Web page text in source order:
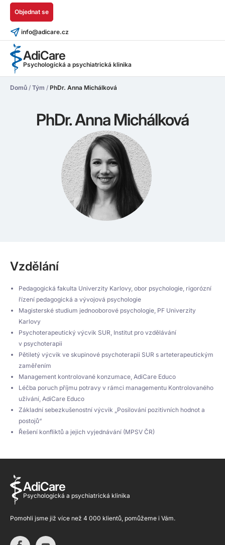
AdiCare
Psychologická a psychiatrická klinika
Objednat se
info@adicare.cz
Domů / Tým / PhDr. Anna Michálková
PhDr. Anna Michálková
Vzdělání
Pedagogická fakulta Univerzity Karlovy, obor psychologie, rigorózní
řízení pedagogická a vývojová psychologie
Magisterské studium jednooborové psychologie, PF Univerzity
Karlovy
Psychoterapeutický výcvik SUR, Institut pro vzdělávání
v psychoterapii
Pětiletý výcvik ve skupinové psychoterapii SUR s arteterapeutickým
zaměřením
Management kontrolované konzumace, AdiCare Educo
Léčba poruch příjmu potravy v rámci managementu Kontrolovaného
užívání, AdiCare Educo
Základní sebezkušenostní výcvik „Posilování pozitivních hodnot a
postojů“
Řešení konfliktů a jejich vyjednávání (MPSV ČR)
AdiCare
Psychologická a psychiatrická klinika
Pomohli jsme již více než 4 000 klientů, pomůžeme i Vám.